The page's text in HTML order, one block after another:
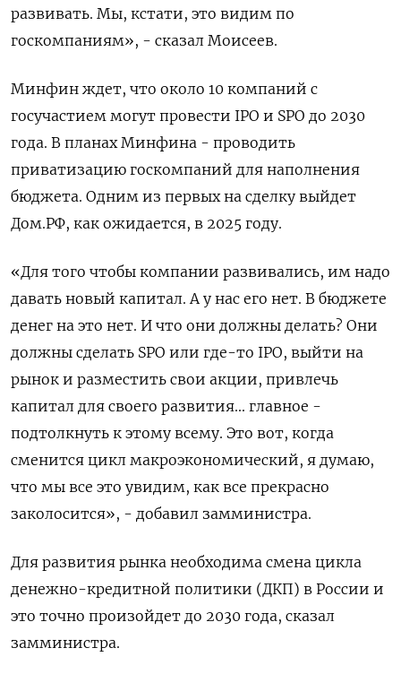
развивать. Мы, кстати, это видим по
госкомпаниям», - сказал Моисеев.
Минфин ждет, что около 10 компаний с
госучастием могут провести IPO и SPO до 2030
года. В планах Минфина - проводить
приватизацию госкомпаний для наполнения
бюджета. Одним из первых на сделку выйдет
Дом.РФ, как ожидается, в 2025 году.
«Для того чтобы компании развивались, им надо
давать новый капитал. А у нас его нет. В бюджете
денег на это нет. И что они должны делать? Они
должны сделать SPO или где-то IPO, выйти на
рынок и разместить свои акции, привлечь
капитал для своего развития... главное -
подтолкнуть к этому всему. Это вот, когда
сменится цикл макроэкономический, я думаю,
что мы все это увидим, как все прекрасно
заколосится», - добавил замминистра.
Для развития рынка необходима смена цикла
денежно-кредитной политики (ДКП) в России и
это точно произойдет до 2030 года, сказал
замминистра.